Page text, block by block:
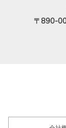
〒890-